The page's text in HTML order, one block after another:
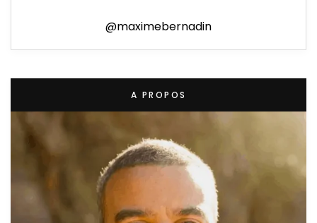
@maximebernadin
A PROPOS